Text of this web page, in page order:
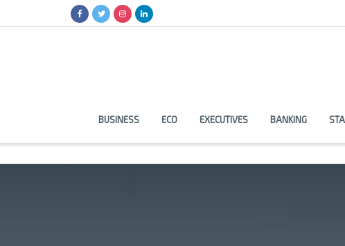
BUSINESS ECO EXECUTIVES BANKING